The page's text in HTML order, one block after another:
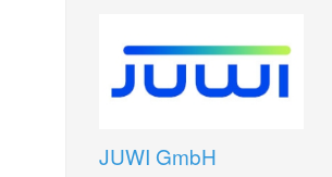
JUWI GmbH